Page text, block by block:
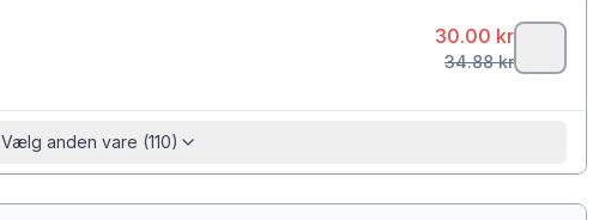
30.00 kr
34.88kr
Vælg anden vare (110)